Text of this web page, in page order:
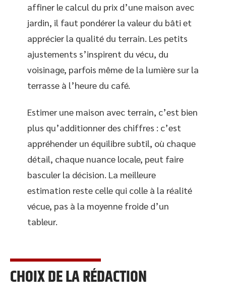
affiner le calcul du prix d’une maison avec
jardin, il faut pondérer la valeur du bâti et
apprécier la qualité du terrain. Les petits
ajustements s’inspirent du vécu, du
voisinage, parfois même de la lumière sur la
terrasse à l’heure du café.
Estimer une maison avec terrain, c’est bien
plus qu’additionner des chiffres : c’est
appréhender un équilibre subtil, où chaque
détail, chaque nuance locale, peut faire
basculer la décision. La meilleure
estimation reste celle qui colle à la réalité
vécue, pas à la moyenne froide d’un
tableur.
CHOIX DE LA RÉDACTION